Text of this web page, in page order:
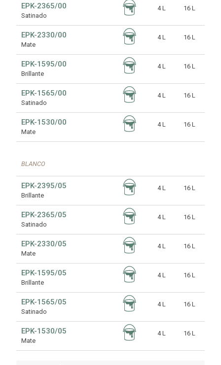
EPK-2365/00
Satinado
4 L 16 L
EPK-2330/00
Mate
4 L 16 L
EPK-1595/00
Brillante
4 L 16 L
EPK-1565/00
Satinado
4 L 16 L
EPK-1530/00
Mate
4 L 16 L
BLANCO
EPK-2395/05
Brillante
4 L 16 L
EPK-2365/05
Satinado
4 L 16 L
EPK-2330/05
Mate
4 L 16 L
EPK-1595/05
Brillante
4 L 16 L
EPK-1565/05
Satinado
4 L 16 L
EPK-1530/05
Mate
4 L 16 L